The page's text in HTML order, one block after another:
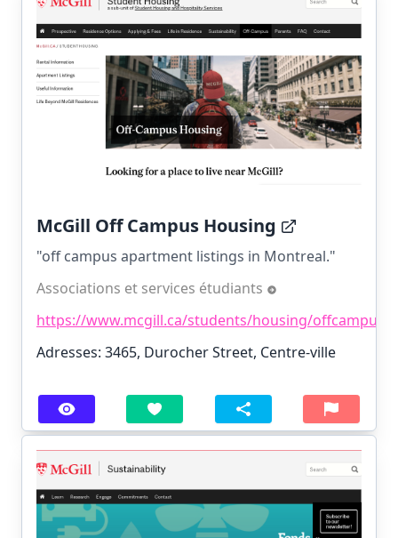
McGill Off Campus Housing
"off campus apartment listings in Montreal."
Associations et services étudiants
https://www.mcgill.ca/students/housing/offcampus
Adresses: 3465, Durocher Street, Centre-ville